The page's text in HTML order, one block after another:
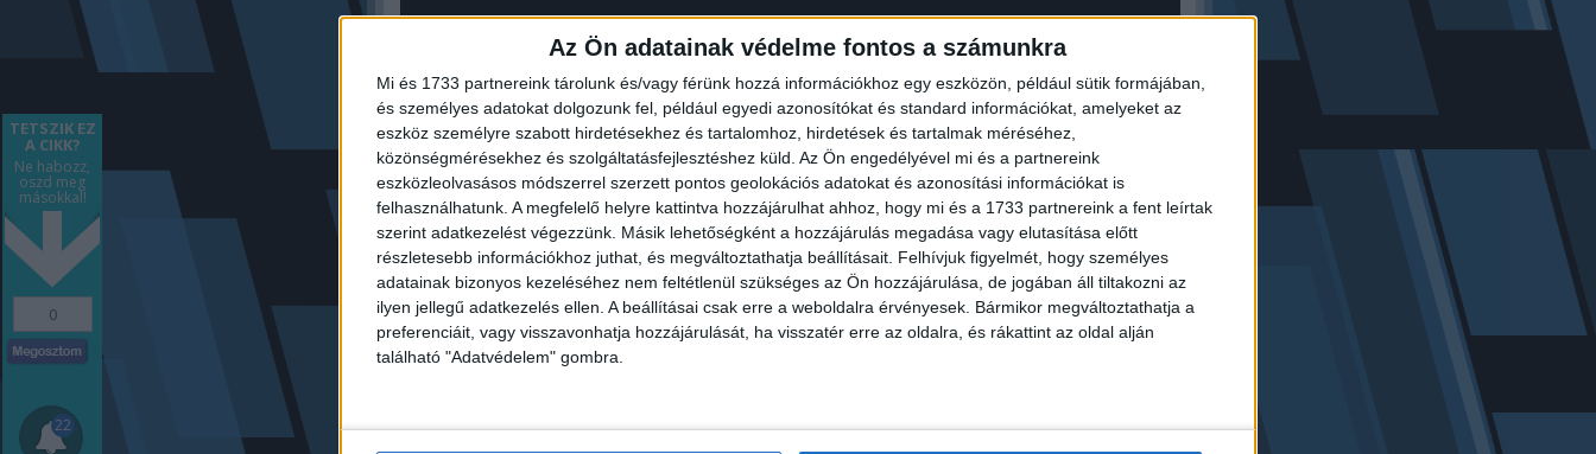
Az Ön adatainak védelme fontos a számunkra
Mi és 1733 partnereink tárolunk és/vagy férünk hozzá információkhoz egy eszközön, például sütik formájában,
és személyes adatokat dolgozunk fel, például egyedi azonosítókat és standard információkat, amelyeket az
eszköz személyre szabott hirdetésekhez és tartalomhoz, hirdetések és tartalmak méréséhez,
közönségmérésekhez és szolgáltatásfejlesztéshez küld. Az Ön engedélyével mi és a partnereink
eszközleolvasásos módszerrel szerzett pontos geolokációs adatokat és azonosítási információkat is
felhasználhatunk. A megfelelő helyre kattintva hozzájárulhat ahhoz, hogy mi és a 1733 partnereink a fent leírtak
szerint adatkezelést végezzünk. Másik lehetőségként a hozzájárulás megadása vagy elutasítása előtt
részletesebb információkhoz juthat, és megváltoztathatja beállításait. Felhívjuk figyelmét, hogy személyes
adatainak bizonyos kezeléséhez nem feltétlenül szükséges az Ön hozzájárulása, de jogában áll tiltakozni az
ilyen jellegű adatkezelés ellen. A beállításai csak erre a weboldalra érvényesek. Bármikor megváltoztathatja a
preferenciáit, vagy visszavonhatja hozzájárulását, ha visszatér erre az oldalra, és rákattint az oldal alján
található "Adatvédelem" gombra.
TETSZIK EZ
A CIKK?
Ne habozz,
oszd meg
másokkal!
0
22
Kedveld Te is
Hirdetés
f Megosztás a Facebookon